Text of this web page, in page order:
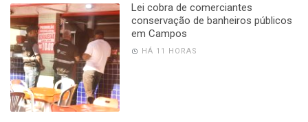
Lei cobra de comerciantes
conservação de banheiros públicos
em Campos
HÁ 11 HORAS